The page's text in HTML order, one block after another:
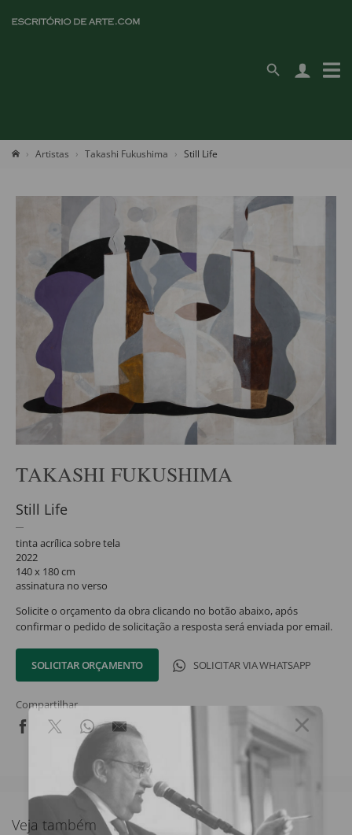
Artistas Takashi Fukushima Still Life
TAKASHI FUKUSHIMA
Still Life
tinta acrílica sobre tela
2022
140 x 180 cm
assinatura no verso
Solicite o orçamento da obra clicando no botão abaixo, após
confirmar o pedido de solicitação a resposta será enviada por email.
SOLICITAR ORÇAMENTO SOLICITAR VIA WHATSAPP
Compartilhar
Veja também